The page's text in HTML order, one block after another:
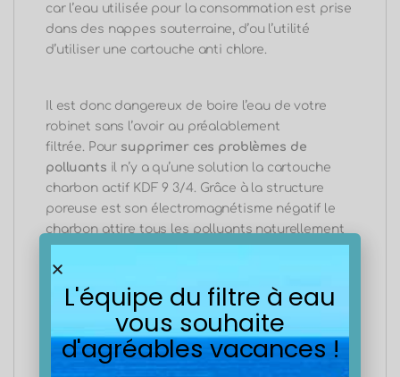
car l’eau utilisée pour la consommation est prise
dans des nappes souterraine, d’ou l’utilité
d’utiliser une cartouche anti chlore.
Il est donc dangereux de boire l’eau de votre
robinet sans l’avoir au préalablement
filtrée. Pour supprimer ces problèmes de
polluants il n’y a qu’une solution la cartouche
charbon actif KDF 9 3/4. Grâce à la structure
poreuse est son électromagnétisme négatif le
charbon attire tous les polluants naturellement
derrière lui une eau purifiée totalement propre à
la consommation. Retrouverez les bienfaits le
l’eau grâce à la cartouche charbon actif KDF 9-
3/4 5microns.
L'équipe du filtre à eau
vous souhaite
d'agréables vacances !